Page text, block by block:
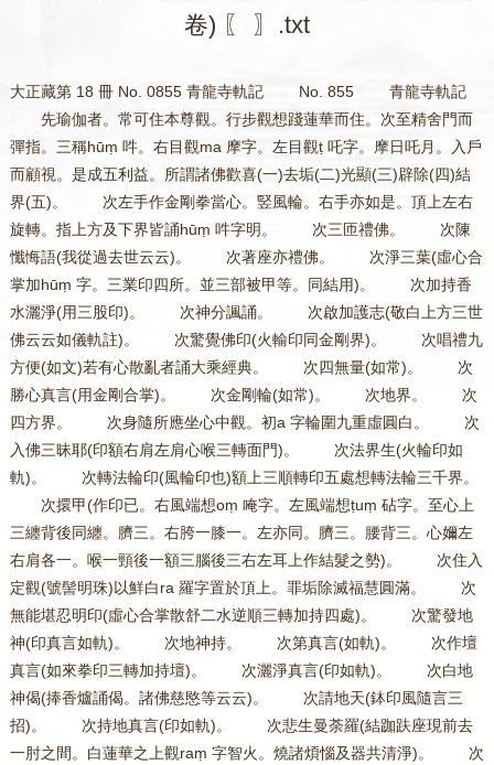
卷) 〖 〗.txt
大正藏第 18 冊 No. 0855 青龍寺軌記 No. 855 青龍寺軌記
先瑜伽者。常可住本尊觀。行步觀想踐蓮華而住。次至精舍門而
彈指。三稱hūṃ 吽。右目觀ma 摩字。左目觀ṭ 吒字。摩日吒月。入戶
而顧視。是成五利益。所謂諸佛歡喜(一)去垢(二)光顯(三)辟除(四)結
界(五)。 次左手作金剛拳當心。竪風輪。右手亦如是。頂上左右
旋轉。指上方及下界皆誦hūṃ 吽字明。 次三匝禮佛。 次陳
懺悔語(我從過去世云云)。 次著座亦禮佛。 次淨三葉(虛心合
掌加hūṃ 字。三業印四所。並三部被甲等。同結用)。 次加持香
水灑淨(用三股印)。 次神分諷誦。 次啟加護志(敬白上方三世
佛云云如儀軌註)。 次驚覺佛印(火輸印同金剛界)。 次唱禮九
方便(如文)若有心散亂者誦大乘經典。 次四無量(如常)。 次
勝心真言(用金剛合掌)。 次金剛輪(如常)。 次地界。 次
四方界。 次身隨所應坐心中觀。初a 字輪圍九重虛圓白。 次
入佛三昧耶(印額右肩左肩心喉三轉面門)。 次法界生(火輪印如
軌)。 次轉法輪印(風輪印也)額上三順轉印五處想轉法輪三千界。
次擐甲(作印已。右風端想oṃ 唵字。左風端想ṭuṃ 砧字。至心上
三纏背後同纏。臍三。右胯一膝一。左亦同。臍三。腰背三。心嬭左
右肩各一。喉一頸後一額三腦後三右左耳上作結髮之勢)。 次住入
定觀(號髻明珠)以鮮白ra 羅字置於頂上。罪垢除滅福慧圓滿。 次
無能堪忍明印(虛心合掌散舒二水逆順三轉加持四處)。 次驚發地
神(印真言如軌)。 次地神持。 次第真言(如軌)。 次作壇
真言(如來拳印三轉加持壇)。 次灑淨真言(印如軌)。 次白地
神偈(捧香爐誦偈。諸佛慈愍等云云)。 次請地天(鉢印風隨言三
招)。 次持地真言(印如軌)。 次悲生曼荼羅(結跏趺座現前去
一肘之間。白蓮華之上觀raṃ 字智火。燒諸煩惱及器共清淨)。 次